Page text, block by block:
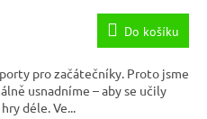
Do košíku
pro začátečníky. Proto jsme
usnadníme – aby se učily
déle. Ve...